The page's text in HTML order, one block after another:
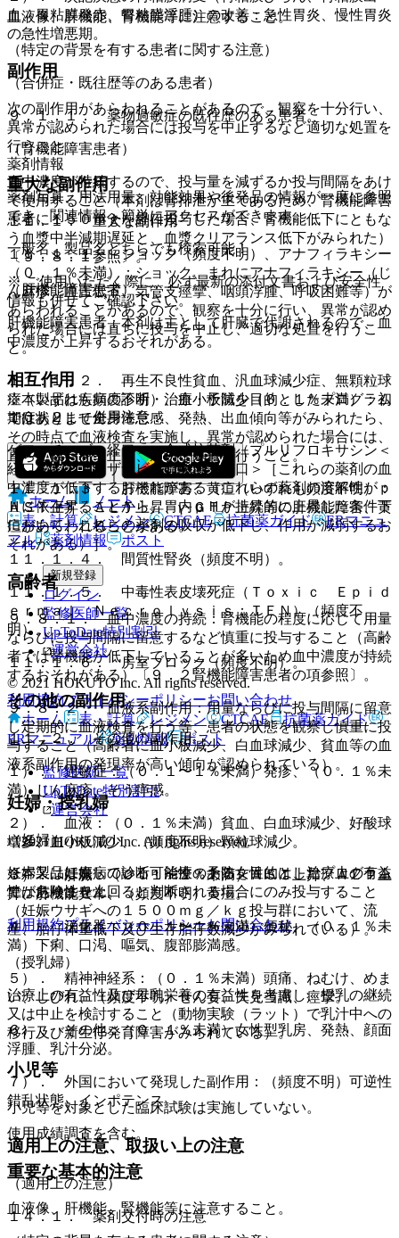
血液像、肝機能、腎機能等に注意すること。
（特定の背景を有する患者に関する注意）
（合併症・既往歴等のある患者）
９．１．１． 薬物過敏症の既往歴のある患者。
（腎機能障害患者）
血中濃度が持続するので、投与量を減ずるか投与間隔をあけ
て使用すること（本剤は腎排泄が主であるため、腎機能障害
患者に１５０ｍｇを経口投与した場合、腎機能低下にともな
う血漿中半減期遅延と、血漿クリアランス低下がみられた）
〔９．８．１参照〕。
（肝機能障害患者）
肝機能障害患者：本剤は主として肝臓で代謝されるので、血
中濃度が上昇するおそれがある。
相互作用
１０．２． 併用注意：
ゲフィチニブ＜経口＞、合成抗菌剤（プルリフロキサシン＜
経口＞）、アタザナビル硫酸塩＜経口＞［これらの薬剤の血
中濃度が低下するおそれがある（これらの薬剤の溶解性がｐ
Ｈに依存することから、胃内ｐＨが持続的に上昇した条件下
において、これらの薬剤の吸収が低下し、作用が減弱するお
それがある）］。
高齢者
９．８．１． 血中濃度の持続：腎機能の程度に応じて用量
ならびに投与間隔に留意するなど慎重に投与すること（高齢
者では腎機能が低下していることが多いため血中濃度が持続
するおそれがある）〔９．２腎機能障害患者の項参照〕。
９．８．２． 血液系副作用：用量ならびに投与間隔に留意
し定期的に血液検査を行う等、患者の状態を観察し慎重に投
与すること（高齢者に血小板減少、白血球減少、貧血等の血
液系副作用の発現率が高い傾向が認められている）。
妊婦・授乳婦
（妊婦）
妊婦又は妊娠している可能性のある女性には、治療上の有益
性が危険性を上回ると判断される場合にのみ投与すること
（妊娠ウサギへの１５００ｍｇ／ｋｇ投与群において、流
産、胎仔体重低下及び生存胎仔数減少がみられている）。
（授乳婦）
治療上の有益性及び母乳栄養の有益性を考慮し、授乳の継続
又は中止を検討すること（動物実験（ラット）で乳汁中への
移行及び新生仔発育障害がみられている）。
小児等
小児等を対象とした臨床試験は実施していない。
適用上の注意、取扱い上の注意
（適用上の注意）
１４．１． 薬剤交付時の注意
血、胃粘膜発赤、胃粘膜浮腫）の改善：急性胃炎、慢性胃炎
の急性増悪期。
副作用
次の副作用があらわれることがあるので、観察を十分行い、
異常が認められた場合には投与を中止するなど適切な処置を
行うこと。
重大な副作用
１１．１． 重大な副作用
１１．１．１． ショック（頻度不明）、アナフィラキシー
（０．１％未満）：ショック、まれにアナフィラキシー（じ
ん麻疹、血圧低下、気管支痙攣、咽頭浮腫、呼吸困難等）が
あらわれることがあるので、観察を十分に行い、異常が認め
られた場合には直ちに投与を中止し、適切な処置を行うこ
と。
１１．１．２． 再生不良性貧血、汎血球減少症、無顆粒球
症（いずれも頻度不明）、血小板減少（０．１％未満）：初
期症状として全身倦怠感、発熱、出血傾向等がみられたら、
その時点で血液検査を実施し、異常が認められた場合には、
直ちに投与を中止し、適切な処置を行うこと。
１１．１．３． 肝機能障害、黄疸（いずれも頻度不明）：
ＡＳＴ上昇、ＡＬＴ上昇、γ−ＧＴＰ上昇等の肝機能障害、黄
疸があらわれることがある。
１１．１．４． 間質性腎炎（頻度不明）。
１１．１．５． 中毒性表皮壊死症（Ｔｏｘｉｃ Ｅｐｉｄ
ｅｒｍａｌ Ｎｅｃｒｏｌｙｓｉｓ：ＴＥＮ）（頻度不
明）。
１１．１．６． 房室ブロック（頻度不明）。
その他の副作用
１１．２． その他の副作用
１）． 過敏症：（０．１〜１％未満）発疹、（０．１％未
満）じん麻疹、そう痒感。
２）． 血液：（０．１％未満）貧血、白血球減少、好酸球
増多、血小板減少、（頻度不明）顆粒球減少。
３）． 肝臓：（０．１〜１％未満）ＡＳＴ上昇、ＡＬＴ上
昇、肝機能異常、（頻度不明）黄疸。
４）． 消化器：（０．１〜１％未満）便秘、（０．１％未
満）下痢、口渇、嘔気、腹部膨満感。
５）． 精神神経系：（０．１％未満）頭痛、ねむけ、めま
い、しびれ、（頻度不明）せん妄、失見当識、痙攣。
６）． その他：（０．１％未満）女性型乳房、発熱、顔面
浮腫、乳汁分泌。
７）． 外国において発現した副作用：（頻度不明）可逆性
錯乱状態、インポテンス。
使用成績調査を含む。
重要な基本的注意
血液像、肝機能、腎機能等に注意すること。
薬剤情報
薬剤写真、用法用量、効能効果や後発品の情報が一度に参照
でき、関連情報へ簡単にアクセスができます。
一般名、製品名どちらでも検索可能！
※ ご使用いただく際に、必ず最新の添付文書および安全性
情報も併せてご確認下さい。
※本製品は疾病の診断・治療・予防を目的としたプログラム
ではありません。
ホーム
ノート
表・計算
レジメン CTCAE 抗菌薬ガイド
ERマニュ
アル
薬剤情報 ポスト
新規登録
ログイン
監修医師一覧
UpToDate特別割引
運営会社
© 2021 HOKUTO Inc. All rights reserved.
利用規約プライバシーポリシーお問い合わせ
ホーム
表・計算 レジメン CTCAE
抗菌薬ガイド
ERマニュアル
薬剤情報 ポスト
監修医師一覧
UpToDate特別割引
運営会社
© 2021 HOKUTO Inc. All rights reserved.
※本製品は疾病の診断・治療・予防を目的としたプログラム
ではありません。
利用規約プライバシーポリシーお問い合わせ